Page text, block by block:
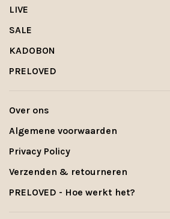
LIVE
SALE
KADOBON
PRELOVED
Over ons
Algemene voorwaarden
Privacy Policy
Verzenden & retourneren
PRELOVED - Hoe werkt het?